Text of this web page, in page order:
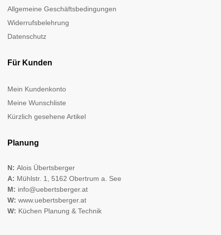
Allgemeine Geschäftsbedingungen
Widerrufsbelehrung
Datenschutz
Für Kunden
Mein Kundenkonto
Meine Wunschliste
Kürzlich gesehene Artikel
Planung
N: Alois Übertsberger
A: Mühlstr. 1, 5162 Obertrum a. See
M: info@uebertsberger.at
W: www.uebertsberger.at
W: Küchen Planung & Technik